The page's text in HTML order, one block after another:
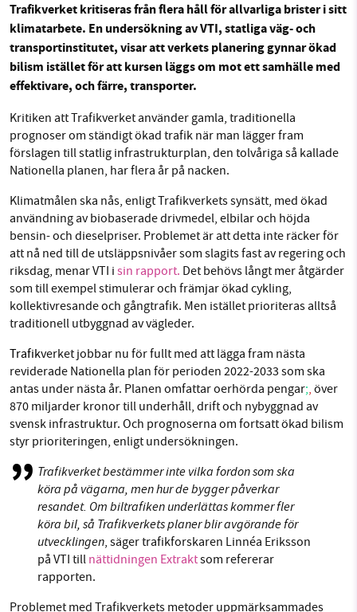
Sök Sparade inlägg Tipsa oss
Facebook Instagram BlueSky
Trafikverket kritiseras från flera håll för allvarliga brister i sitt
klimatarbete. En undersökning av VTI, statliga väg- och
transportinstitutet, visar att verkets planering gynnar ökad
bilism istället för att kursen läggs om mot ett samhälle med
effektivare, och färre, transporter.
Kritiken att Trafikverket använder gamla, traditionella
prognoser om ständigt ökad trafik när man lägger fram
förslagen till statlig infrastrukturplan, den tolvåriga så kallade
Nationella planen, har flera år på nacken.
Klimatmålen ska nås, enligt Trafikverkets synsätt, med ökad
användning av biobaserade drivmedel, elbilar och höjda
bensin- och dieselpriser. Problemet är att detta inte räcker för
att nå ned till de utsläppsnivåer som slagits fast av regering och
riksdag, menar VTI i sin rapport. Det behövs långt mer åtgärder
som till exempel stimulerar och främjar ökad cykling,
kollektivresande och gångtrafik. Men istället prioriteras alltså
traditionell utbyggnad av vägleder.
Trafikverket jobbar nu för fullt med att lägga fram nästa
reviderade Nationella plan för perioden 2022-2033 som ska
antas under nästa år. Planen omfattar oerhörda pengar;, över
870 miljarder kronor till underhåll, drift och nybyggnad av
svensk infrastruktur. Och prognoserna om fortsatt ökad bilism
styr prioriteringen, enligt undersökningen.
Trafikverket bestämmer inte vilka fordon som ska
köra på vägarna, men hur de bygger påverkar
resandet. Om biltrafiken underlättas kommer fler
köra bil, så Trafikverkets planer blir avgörande för
utvecklingen, säger trafikforskaren Linnéa Eriksson
på VTI till nättidningen Extraktsom refererar
rapporten.
Problemet med Trafikverkets metoder uppmärksammades
SMB kämpar för en hållbar framtid. Sedan
starten 2010 har vår ideella redaktion drivit
miljödebatten framåt genom
nyhetsbevakning och granskningar. Nu vill vi
utveckla vårt arbete – och vi hoppas att du
vill hjälpa oss.
Stötta vårt arbete genom att swisha en slant till
1231368703
Läs vad vi vill göra